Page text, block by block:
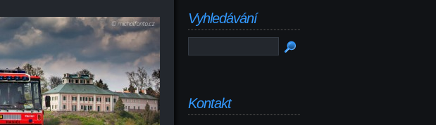
Vyhledávání
Kontakt